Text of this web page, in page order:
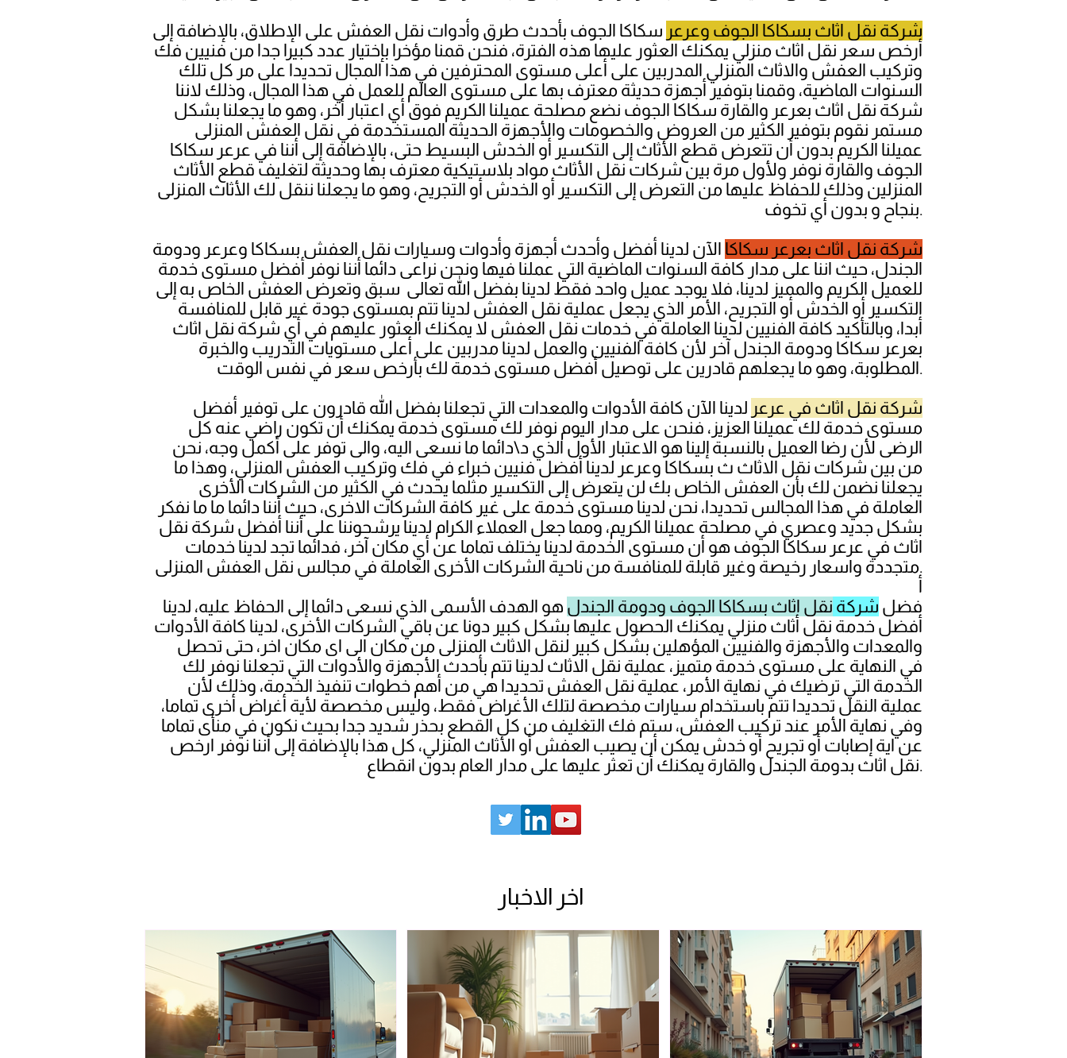
شركة نقل اثاث بسكاكا الجوف وعرعر سكاكا الجوف بأحدث طرق وأدوات نقل العفش على الإطلاق، بالإضافة إلى
أرخص سعر نقل اثاث منزلي يمكنك العثور عليها هذه الفترة، فنحن قمنا مؤخرا بإختيار عدد كبيرا جدا من فنيين فك
وتركيب العفش والاثاث المنزلي المدربين على أعلى مستوى المحترفين في هذا المجال تحديدا على مر كل تلك
السنوات الماضية، وقمنا بتوفير أجهزة حديثة معترف بها على مستوى العالم للعمل في هذا المجال، وذلك لاننا
شركة نقل اثاث بعرعر والقارة سكاكا الجوف نضع مصلحة عميلنا الكريم فوق أي اعتبار أخر، وهو ما يجعلنا بشكل
مستمر نقوم بتوفير الكثير من العروض والخصومات والأجهزة الحديثة المستخدمة في نقل العفش المنزلى
عميلنا الكريم بدون أن تتعرض قطع الأثاث إلى التكسير أو الخدش البسيط حتى، بالإضافة إلى أننا في عرعر سكاكا
الجوف والقارة نوفر ولأول مرة بين شركات نقل الأثاث مواد بلاستيكية معترف بها وحديثة لتغليف قطع الأثاث
المنزلين وذلك للحفاظ عليها من التعرض إلى التكسير أو الخدش أو التجريح، وهو ما يجعلنا ننقل لك الأثاث المنزلى
بنجاح و بدون أي تخوف.
شركة نقل اثاث بعرعر سكاكا الآن لدينا أفضل وأحدث أجهزة وأدوات وسيارات نقل العفش بسكاكا وعرعر ودومة
الجندل، حيث اننا على مدار كافة السنوات الماضية التي عملنا فيها ونحن نراعى دائما أننا نوفر أفضل مستوى خدمة
للعميل الكريم والمميز لدينا، فلا يوجد عميل واحد فقط لدينا بفضل الله تعالى سبق وتعرض العفش الخاص به إلى
التكسير أو الخدش أو التجريح، الأمر الذي يجعل عملية نقل العفش لدينا تتم بمستوى جودة غير قابل للمنافسة
أبدا، وبالتأكيد كافة الفنيين لدينا العاملة في خدمات نقل العفش لا يمكنك العثور عليهم في أي شركة نقل اثاث
بعرعر سكاكا ودومة الجندل آخر لأن كافة الفنيين والعمل لدينا مدربين على أعلى مستويات التدريب والخبرة
المطلوبة، وهو ما يجعلهم قادرين على توصيل أفضل مستوى خدمة لك بأرخص سعر في نفس الوقت.
شركة نقل اثاث في عرعر لدينا الآن كافة الأدوات والمعدات التي تجعلنا بفضل الله قادرون على توفير أفضل
مستوى خدمة لك عميلنا العزيز، فنحن على مدار اليوم نوفر لك مستوى خدمة يمكنك أن تكون راضي عنه كل
الرضى لأن رضا العميل بالنسبة إلينا هو الاعتبار الأول الذي د\دائما ما نسعى اليه، والى توفر على أكمل وجه، نحن
من بين شركات نقل الاثاث ث بسكاكا وعرعر لدينا أفضل فنيين خبراء في فك وتركيب العفش المنزلي، وهذا ما
يجعلنا نضمن لك بأن العفش الخاص بك لن يتعرض إلى التكسير مثلما يحدث في الكثير من الشركات الأخرى
العاملة في هذا المجالس تحديدا، نحن لدينا مستوى خدمة على غير كافة الشركات الاخرى، حيث أننا دائما ما ما نفكر
بشكل جديد وعصري في مصلحة عميلنا الكريم، ومما جعل العملاء الكرام لدينا يرشحوننا على أننا أفضل شركة نقل
اثاث في عرعر سكاكا الجوف هو أن مستوى الخدمة لدينا يختلف تماما عن أي مكان آخر، فدائما تجد لدينا خدمات
متجددة واسعار رخيصة وغير قابلة للمنافسة من ناحية الشركات الأخرى العاملة في مجالس نقل العفش المنزلى.
أ
فضل شركة نقل اثاث بسكاكا الجوف ودومة الجندل هو الهدف الأسمى الذي نسعى دائما إلى الحفاظ عليه، لدينا
أفضل خدمة نقل أثاث منزلي يمكنك الحصول عليها بشكل كبير دونا عن باقي الشركات الأخرى، لدينا كافة الأدوات
والمعدات والأجهزة والفنيين المؤهلين بشكل كبير لنقل الاثاث المنزلى من مكان الى اى مكان اخر، حتى تحصل
في النهاية على مستوى خدمة متميز، عملية نقل الاثاث لدينا تتم بأحدث الأجهزة والأدوات التي تجعلنا نوفر لك
الخدمة التي ترضيك في نهاية الأمر، عملية نقل العفش تحديدا هي من أهم خطوات تنفيذ الخدمة، وذلك لأن
عملية النقل تحديدا تتم باستخدام سيارات مخصصة لتلك الأغراض فقط، وليس مخصصة لأية أغراض أخرى تماما،
وفي نهاية الأمر عند تركيب العفش، ستم فك التغليف من كل القطع بحذر شديد جدا بحيث نكون في منأى تماما
عن اية إصابات أو تجريح أو خدش يمكن أن يصيب العفش أو الأثاث المنزلي، كل هذا بالإضافة إلى أننا نوفر ارخص
نقل اثاث بدومة الجندل والقارة يمكنك أن تعثر عليها على مدار العام بدون انقطاع.
اخر الاخبار